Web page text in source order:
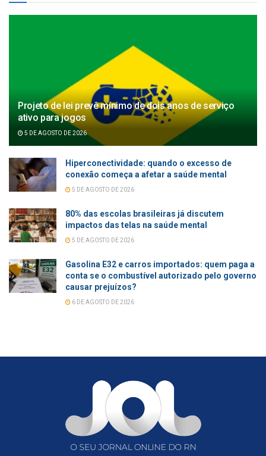
Projeto de lei prevê mínimo de dois anos de serviço
ativo para jogos
5 DE AGOSTO DE 2026
Hiperconectividade: quando o excesso de
conexão começa a afetar a saúde mental
5 DE AGOSTO DE 2026
80% das escolas brasileiras já discutem
impactos das telas na saúde mental
5 DE AGOSTO DE 2026
Gasolina E32 e carros importados: quem paga a
conta se o combustível autorizado pelo governo
causar prejuízos?
6 DE AGOSTO DE 2026